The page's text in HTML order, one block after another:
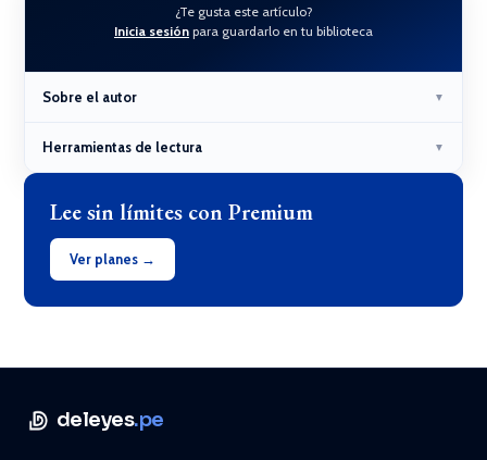
¿Te gusta este artículo?
Inicia sesión para guardarlo en tu biblioteca
Sobre el autor ▼
Herramientas de lectura ▼
Lee sin límites con Premium
Ver planes →
deleyes.pe